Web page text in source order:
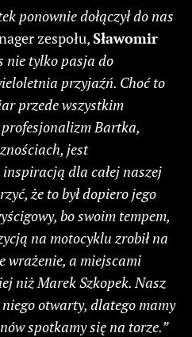
ponownie dołączył do nas
zespołu,Sławomir
nie tylko pasja do
przyjaźń. Choć to
przede wszystkim
Bartka,
jest
dla całej naszej
że to był dopiero jego
bo swoim tempem,
na motocyklu zrobił na
wrażenie, a miejscami
niż Marek Szkopek. Nasz
otwarty, dlatego mamy
spotkamy się na torze.”